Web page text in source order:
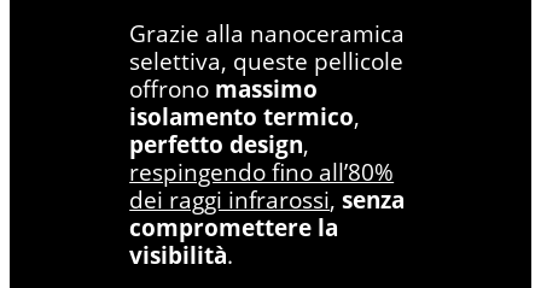
Grazie alla nanoceramica
selettiva, queste pellicole
offrono massimo
isolamento termico,
perfetto design,
respingendo fino all’80%
dei raggi infrarossi,senza
compromettere la
visibilità.